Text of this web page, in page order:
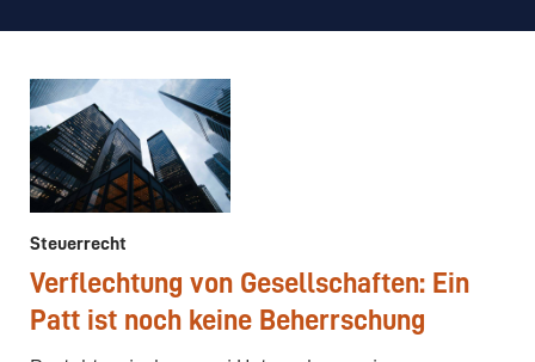
Steuerrecht
Verflechtung von Gesellschaften: Ein
Patt ist noch keine Beherrschung